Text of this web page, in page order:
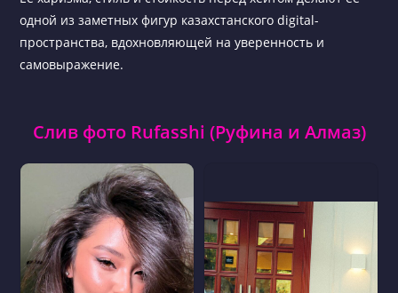
одной из заметных фигур казахстанского digital-
пространства, вдохновляющей на уверенность и
самовыражение.
Слив фото Rufasshi (Руфина и Алмаз)